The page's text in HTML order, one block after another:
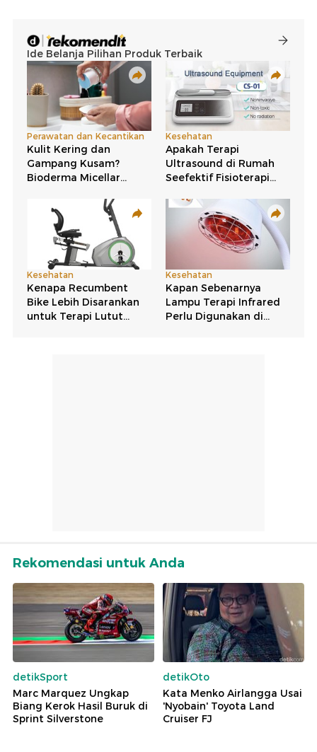
Rekomendasi untuk Anda
detikSport
Marc Marquez Ungkap
Biang Kerok Hasil Buruk di
Sprint Silverstone
detikOto
Kata Menko Airlangga Usai
'Nyobain' Toyota Land
Cruiser FJ